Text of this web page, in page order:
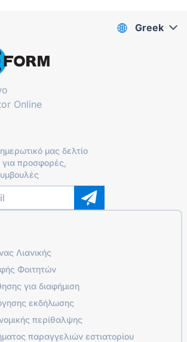
Online
μας δελτίο
προσφορές,
Λιανικής
Φοιτητών
για διαφήμιση
εκδήλωσης
περίθαλψης
παραγγελιών εστιατορίου
Greek